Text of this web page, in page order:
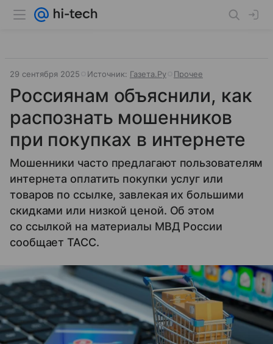
29 сентября 2025 Источник: Газета.Ру Прочее
Россиянам объяснили, как
распознать мошенников
при покупках в интернете
Мошенники часто предлагают пользователям
интернета оплатить покупки услуг или
товаров по ссылке, завлекая их большими
скидками или низкой ценой. Об этом
со ссылкой на материалы МВД России
сообщает ТАСС.